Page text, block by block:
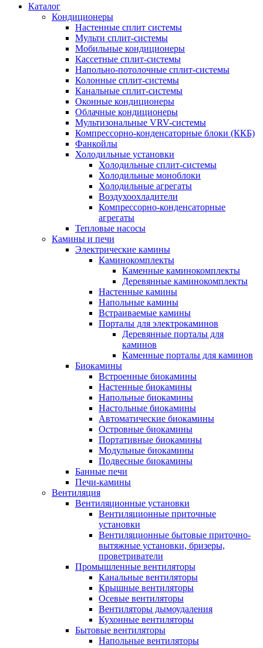
Каталог
Кондиционеры
Настенные сплит системы
Мульти сплит-системы
Мобильные кондиционеры
Кассетные сплит-системы
Напольно-потолочные сплит-системы
Колонные сплит-системы
Канальные сплит-системы
Оконные кондиционеры
Облачные кондиционеры
Мультизональные VRV-системы
Компрессорно-конденсаторные блоки (ККБ)
Фанкойлы
Холодильные установки
Холодильные сплит-системы
Холодильные моноблоки
Холодильные агрегаты
Воздухоохладители
Компрессорно-конденсаторные
агрегаты
Тепловые насосы
Камины и печи
Электрические камины
Каминокомплекты
Каменные каминокомплекты
Деревянные каминокомплекты
Настенные камины
Напольные камины
Встраиваемые камины
Порталы для электрокаминов
Деревянные порталы для
каминов
Каменные порталы для каминов
Биокамины
Встроенные биокамины
Настенные биокамины
Напольные биокамины
Настольные биокамины
Автоматические биокамины
Островные биокамины
Портативные биокамины
Модульные биокамины
Подвесные биокамины
Банные печи
Печи-камины
Вентиляция
Вентиляционные установки
Вентиляционные приточные
установки
Вентиляционные бытовые приточно-
вытяжные установки, бризеры,
проветриватели
Промышленные вентиляторы
Канальные вентиляторы
Крышные вентиляторы
Осевые вентиляторы
Вентиляторы дымоудаления
Кухонные вентиляторы
Бытовые вентиляторы
Напольные вентиляторы